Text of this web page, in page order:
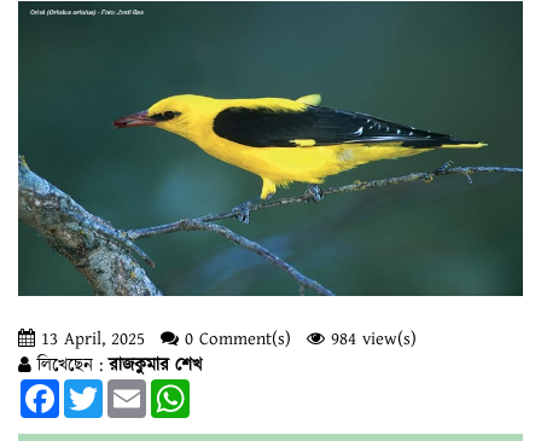
13 April, 2025 0 Comment(s)
984 view(s)
লিখেছেন :রাজকুমার শেখ
FacebookTwitterEmail